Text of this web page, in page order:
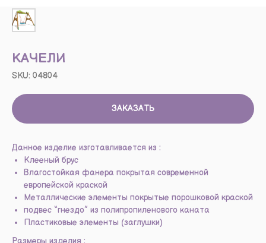
КАЧЕЛИ
SKU: 04804
ЗАКАЗАТЬ
Данное изделие изготавливается из :
Клееный брус
Влагостойкая фанера покрытая современной
европейской краской
Металлические элементы покрытые порошковой краской
подвес “гнездо” из полипропиленового каната
Пластиковые элементы (заглушки)
Размеры изделия :